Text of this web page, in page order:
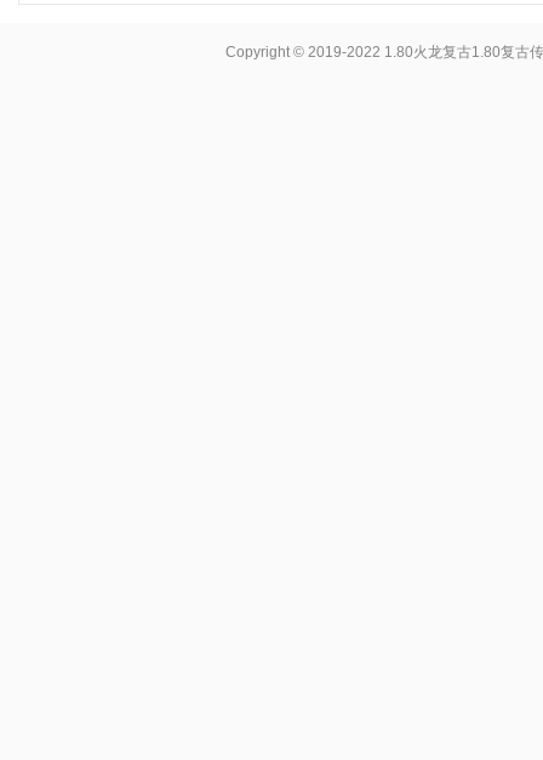
Copyright © 2019-2022 1.80火龙复古1.80复古